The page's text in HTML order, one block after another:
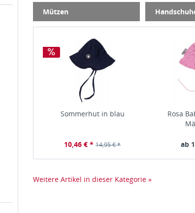
Mützen
Sommerhut in blau
10,46 € * 14,95 € *
Rosa
ab
Weitere Artikel in dieser Kategorie »